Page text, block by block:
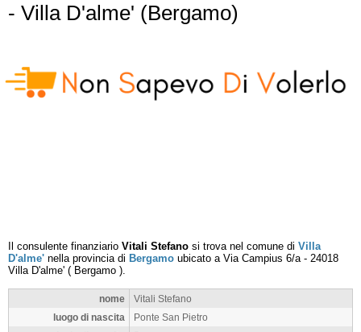
- Villa D'alme' (Bergamo)
Il consulente finanziario Vitali Stefano si trova nel comune di Villa
D'alme' nella provincia di Bergamo ubicato a Via Campius 6/a- 24018
Villa D'alme' ( Bergamo ).
nome
Vitali Stefano
luogo di nascita
Ponte San Pietro